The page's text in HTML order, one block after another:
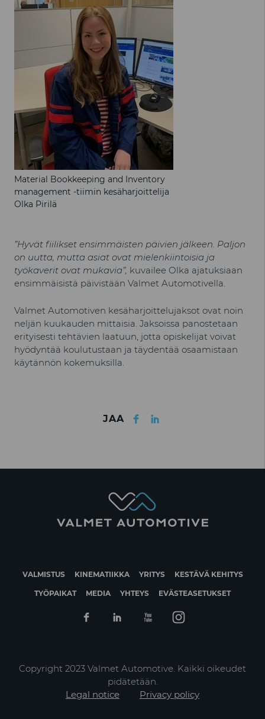
Material Bookkeeping and Inventory
management -tiimin kesäharjoittelija
Olka Pirilä
”Hyvät fiilikset ensimmäisten päivien jälkeen. Paljon
on uutta, mutta asiat ovat mielenkiintoisia ja
työkaverit ovat mukavia”, kuvailee Olka ajatuksiaan
ensimmäisistä päivistään Valmet Automotivella.
Valmet Automotiven kesäharjoittelujaksot ovat noin
neljän kuukauden mittaisia. Jaksoissa panostetaan
erityisesti tehtävien laatuun, jotta opiskelijat voivat
hyödyntää koulutustaan ja täydentää osaamistaan
käytännön kokemuksilla.
JAA
VALMISTUS KINEMATIIKKA YRITYS KESTÄVÄ KEHITYS
TYÖPAIKAT MEDIA YHTEYS EVÄSTEASETUKSET
FacebookLinkedinYoutube
Copyright 2023 Valmet Automotive. Kaikki oikeudet
pidätetään.
Legal notice
Privacy policy